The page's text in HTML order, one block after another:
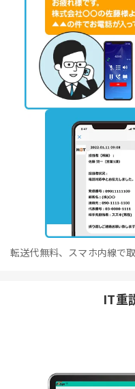
転送代無料、スマホ内線で
IT重